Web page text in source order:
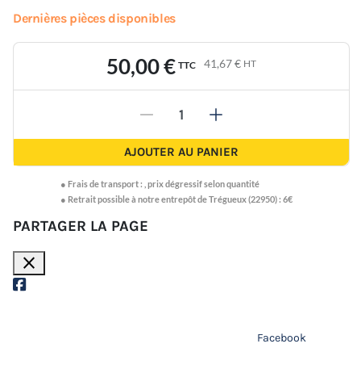
Dernières pièces disponibles
50,00 € TTC 41,67 € HT
- +
AJOUTER AU PANIER
● Frais de transport : prix dégressif selon quantité
● Retrait possible à notre entrepôt de Trégueux (22950) : 6€
PARTAGER LA PAGE
close
Facebook